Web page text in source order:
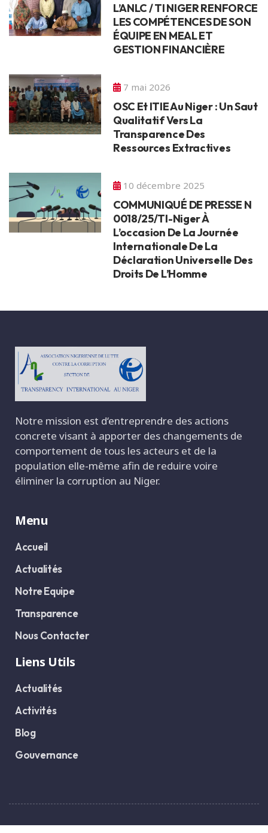
L’ANLC / TI NIGER RENFORCE
LES COMPÉTENCES DE SON
ÉQUIPE EN MEAL ET
GESTION FINANCIÈRE
7 mai 2026
OSC Et ITIE Au Niger : Un Saut
Qualitatif Vers La
Transparence Des
Ressources Extractives
10 décembre 2025
COMMUNIQUÉ DE PRESSE N
0018/25/TI-Niger À
L’occasion De La Journée
Internationale De La
Déclaration Universelle Des
Droits De L’Homme
Notre mission est d‘entreprendre des actions
concrete visant à apporter des changements de
comportement de tous les acteurs et de la
population elle-même afin de reduire voire
éliminer la corruption au Niger.
Menu
Accueil
Actualités
Notre Equipe
Transparence
Nous Contacter
Liens Utils
Actualités
Activités
Blog
Gouvernance